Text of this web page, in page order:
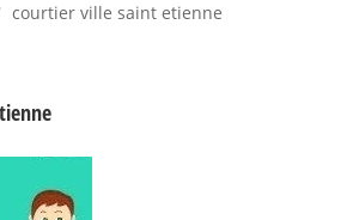
courtier ville saint etienne